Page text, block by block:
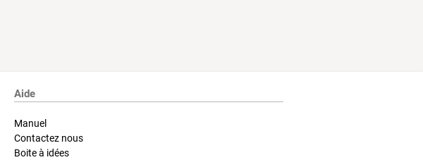
Aide
Manuel
Contactez nous
Boite à idées